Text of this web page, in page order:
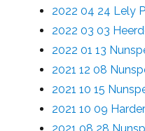
2022 04 24 Lely
2022 03 03
2022 01 13
2021 12 08
2021 10 15
2021 10 09